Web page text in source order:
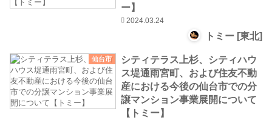
ー】
2024.03.24
トミー [東北]
仙台市
シティテラス上杉、シティハウ
ス堤通雨宮町、および住友不動
産における今後の仙台市での分
譲マンション事業展開について
【トミー】